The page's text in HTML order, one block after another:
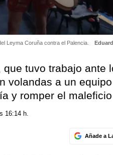
Leyma Coruña contra el Palencia.
que tuvo trabajo ante
volandas a un
y romper el maleficio
16:14 h.
Añade a